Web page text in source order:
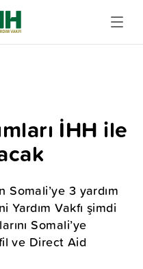
İHH ile
Somali’ye 3 yardım
Yardım Vakfı şimdi
Somali’ye
ve Direct Aid